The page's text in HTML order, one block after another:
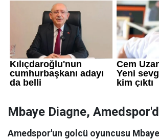
Mbaye Diagne,
Amedspor'un golcü oyuncusu